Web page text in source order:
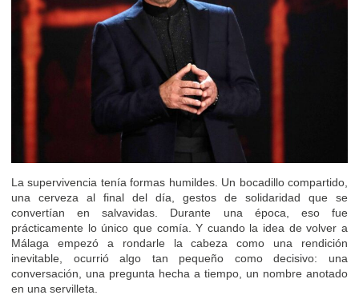
La supervivencia tenía formas humildes. Un bocadillo compartido,
una cerveza al final del día, gestos de solidaridad que se
convertían en salvavidas. Durante una época, eso fue
prácticamente lo único que comía. Y cuando la idea de volver a
Málaga empezó a rondarle la cabeza como una rendición
inevitable, ocurrió algo tan pequeño como decisivo: una
conversación, una pregunta hecha a tiempo, un nombre anotado
en una servilleta.